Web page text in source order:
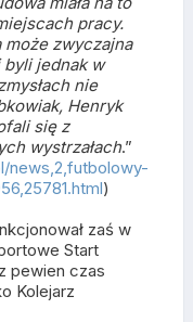
pracy.
może zwyczajna
jednak w
nie
Henryk
się z
wystrzałach.”
news,2,futbolowy-
)
zaś w
Start
pewien czas
Kolejarz